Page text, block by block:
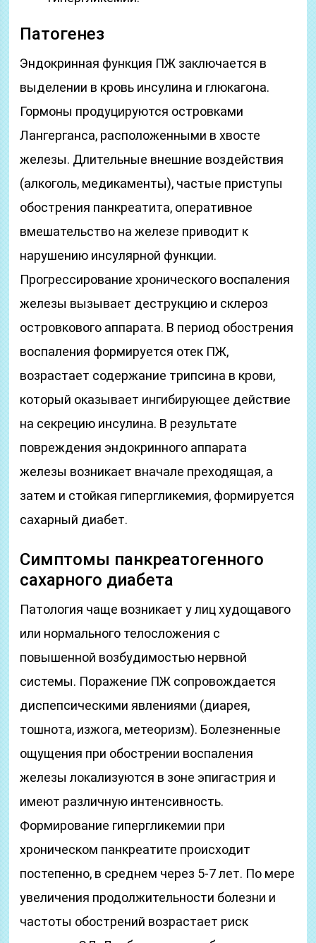
Патогенез
Эндокринная функция ПЖ заключается в
выделении в кровь инсулина и глюкагона.
Гормоны продуцируются островками
Лангерганса, расположенными в хвосте
железы. Длительные внешние воздействия
(алкоголь, медикаменты), частые приступы
обострения панкреатита, оперативное
вмешательство на железе приводит к
нарушению инсулярной функции.
Прогрессирование хронического воспаления
железы вызывает деструкцию и склероз
островкового аппарата. В период обострения
воспаления формируется отек ПЖ,
возрастает содержание трипсина в крови,
который оказывает ингибирующее действие
на секрецию инсулина. В результате
повреждения эндокринного аппарата
железы возникает вначале преходящая, а
затем и стойкая гипергликемия, формируется
сахарный диабет.
Симптомы панкреатогенного
сахарного диабета
Патология чаще возникает у лиц худощавого
или нормального телосложения с
повышенной возбудимостью нервной
системы. Поражение ПЖ сопровождается
диспепсическими явлениями (диарея,
тошнота, изжога, метеоризм). Болезненные
ощущения при обострении воспаления
железы локализуются в зоне эпигастрия и
имеют различную интенсивность.
Формирование гипергликемии при
хроническом панкреатите происходит
постепенно, в среднем через 5-7 лет. По мере
увеличения продолжительности болезни и
частоты обострений возрастает риск